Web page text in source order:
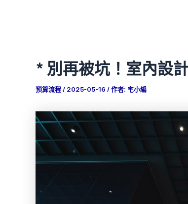
* 別再被坑！室內設
預算流程/ 2025-05-16 / 作者: 宅小編